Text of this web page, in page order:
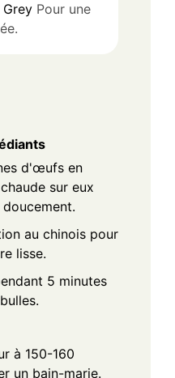
Pour une
d'œufs en
sur eux
au chinois pour
lisse.
5 minutes
à 150-160
un bain-marie.